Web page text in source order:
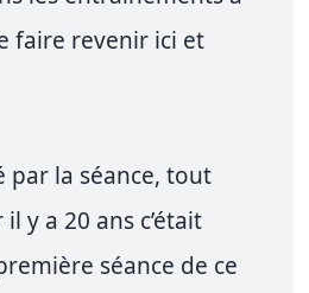
faire revenir ici et
par la séance, tout
y a 20 ans c’était
séance de ce